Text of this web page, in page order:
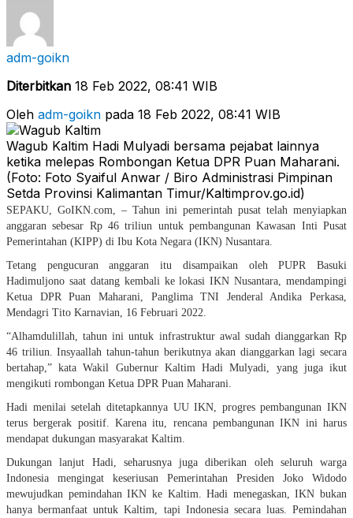
adm-goikn
Diterbitkan 18 Feb 2022, 08:41 WIB
Oleh adm-goikn pada 18 Feb 2022, 08:41 WIB
Wagub Kaltim Hadi Mulyadi bersama pejabat lainnya
ketika melepas Rombongan Ketua DPR Puan Maharani.
(Foto: Foto Syaiful Anwar / Biro Administrasi Pimpinan
Setda Provinsi Kalimantan Timur/Kaltimprov.go.id)
SEPAKU, GoIKN.com, – Tahun ini pemerintah pusat telah menyiapkan
anggaran sebesar Rp 46 triliun untuk pembangunan Kawasan Inti Pusat
Pemerintahan (KIPP) di Ibu Kota Negara (IKN) Nusantara.
Tetang pengucuran anggaran itu disampaikan oleh PUPR Basuki
Hadimuljono saat datang kembali ke lokasi IKN Nusantara, mendampingi
Ketua DPR Puan Maharani, Panglima TNI Jenderal Andika Perkasa,
Mendagri Tito Karnavian, 16 Februari 2022.
“Alhamdulillah, tahun ini untuk infrastruktur awal sudah dianggarkan Rp
46 triliun. Insyaallah tahun-tahun berikutnya akan dianggarkan lagi secara
bertahap,” kata Wakil Gubernur Kaltim Hadi Mulyadi, yang juga ikut
mengikuti rombongan Ketua DPR Puan Maharani.
Hadi menilai setelah ditetapkannya UU IKN, progres pembangunan IKN
terus bergerak positif. Karena itu, rencana pembangunan IKN ini harus
mendapat dukungan masyarakat Kaltim.
Dukungan lanjut Hadi, seharusnya juga diberikan oleh seluruh warga
Indonesia mengingat keseriusan Pemerintahan Presiden Joko Widodo
mewujudkan pemindahan IKN ke Kaltim. Hadi menegaskan, IKN bukan
hanya bermanfaat untuk Kaltim, tapi Indonesia secara luas. Pemindahan